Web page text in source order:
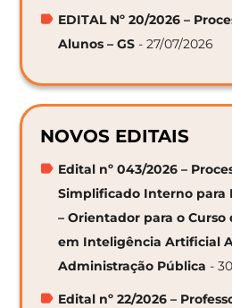
EDITAL Nº 20/2026 –
Alunos – GS - 27/07/2026
NOVOS EDITAIS
Edital nº 043/2026 –
Simplificado Interno para
– Orientador para o Curso
em Inteligência Artificial
Administração Pública -
Edital nº 22/2026 –